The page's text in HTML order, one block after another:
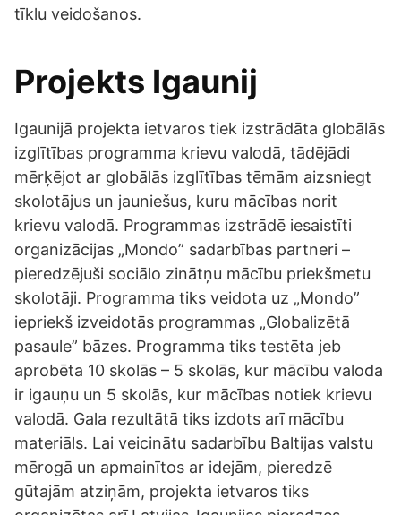
tīklu veidošanos.
Projekts Igaunij
Igaunijā projekta ietvaros tiek izstrādāta globālās
izglītības programma krievu valodā, tādējādi
mērķējot ar globālās izglītības tēmām aizsniegt
skolotājus un jauniešus, kuru mācības norit
krievu valodā. Programmas izstrādē iesaistīti
organizācijas „Mondo” sadarbības partneri –
pieredzējuši sociālo zinātņu mācību priekšmetu
skolotāji. Programma tiks veidota uz „Mondo”
iepriekš izveidotās programmas „Globalizētā
pasaule” bāzes. Programma tiks testēta jeb
aprobēta 10 skolās – 5 skolās, kur mācību valoda
ir igauņu un 5 skolās, kur mācības notiek krievu
valodā. Gala rezultātā tiks izdots arī mācību
materiāls. Lai veicinātu sadarbību Baltijas valstu
mērogā un apmainītos ar idejām, pieredzē
gūtajām atziņām, projekta ietvaros tiks